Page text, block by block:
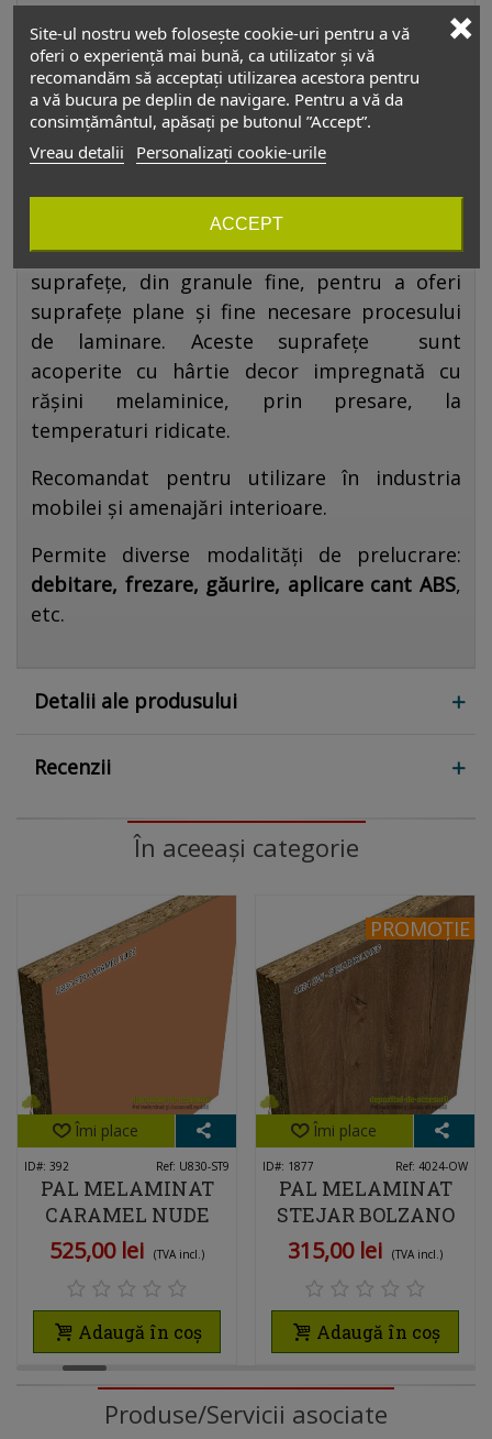
putându-se prelucra foarte ușor. Face parte
din gama dedecoruri lemn autentic , având o
culoare uniformă, fără erori de
crominanță,suprafețe cu efect de culoare
perlat, perfect mat, catifelat
melaminat este rezistent la diluanți slabi și
nitro. Constructiv,PAL-ul melaminateste
format din trei straturi, unul central ce
conferă rezistența materialului si două, la
suprafețe, din granule fine, pentru a oferi
suprafețe plane și fine necesare procesului
de laminare. Aceste suprafețe sunt
acoperite cu hârtie decor impregnată cu
rășini melaminice, prin presare, la
temperaturi ridicate.
Recomandat pentru utilizare în industria
mobilei și amenajări interioare.
Permite diverse modalități de prelucrare:
debitare, frezare, găurire, aplicare cant ABS,
etc.
Detalii ale produsului
Recenzii
În aceeași categorie
Îmi place
ID#: 392 Ref: U830-ST9
PAL MELAMINAT
CARAMEL NUDE
U830 ST9 EGGER
525,00 lei (TVA incl.)
Adaugă în coș
PROMOȚIE
PROMOȚIE
Îmi place
ID#: 1877 Ref: 4024-OW
PAL MELAMINAT
STEJAR BOLZANO
4024 OW KRONO
SWISS
315,00 lei (TVA incl.)
Adaugă în coș
Produse/Servicii asociate
Site-ul nostru web folosește cookie-uri pentru a vă
oferi o experiență mai bună, ca utilizator și vă
recomandăm să acceptați utilizarea acestora pentru
a vă bucura pe deplin de navigare. Pentru a vă da
consimțământul, apăsați pe butonul ”Accept”.
Vreau detalii
Personalizați cookie-urile
ACCEPT